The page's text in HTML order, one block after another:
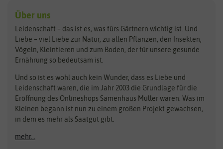
Kräutersamen
Loretta-Rasen
Obstsamen
Pilzbrut
Rasensamen
Steckzwiebeln
Zimmer & Kübelpflanzen
Kataloge
Schnäppchen
Anzucht & Gartenzubehör
Anzuchtschalen
Benary
Bingenheimer Saatgut
BioBalu
Bionana
BIOWOL
Blumicorn
Bûten Birds
Buzzy Seeds
Dürr-Samen
elho
Feldsaaten Freudenberger
Fertil
Flora Elite
Über uns
Leidenschaft – das ist es, was fürs Gärtnern wichtig ist. Und
Liebe – viel Liebe zur Natur, zu allen Pflanzen, den Insekten,
Vögeln, Kleintieren und zum Boden, der für unsere gesunde
Ernährung so bedeutsam ist.
Und so ist es wohl auch kein Wunder, dass es Liebe und
Leidenschaft waren, die im Jahr 2003 die Grundlage für die
Eröffnung des Onlineshops Samenhaus Müller waren. Was im
Kleinen begann ist nun zu einem großen Projekt gewachsen,
in dem es mehr als Saatgut gibt.
mehr...